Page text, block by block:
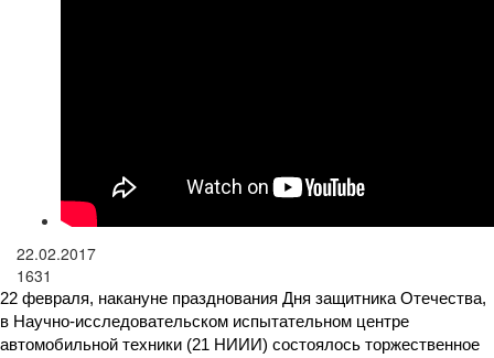
22.02.2017
1631
22 февраля, накануне празднования Дня защитника Отечества,
в Научно-исследовательском испытательном центре
автомобильной техники (21 НИИИ) состоялось торжественное